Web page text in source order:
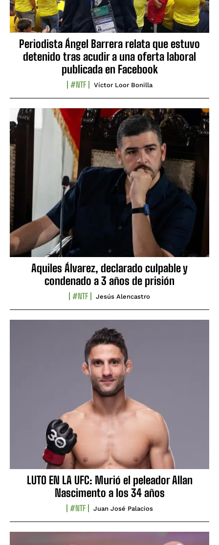
Periodista Ángel Barrera relata que estuvo
detenido tras acudir a una oferta laboral
publicada en Facebook
#NTF Víctor Loor Bonilla
Aquiles Álvarez, declarado culpable y
condenado a 3 años de prisión
#NTF Jesús Alencastro
LUTO EN LA UFC: Murió el peleador Allan
Nascimento a los 34 años
#NTF Juan José Palacios